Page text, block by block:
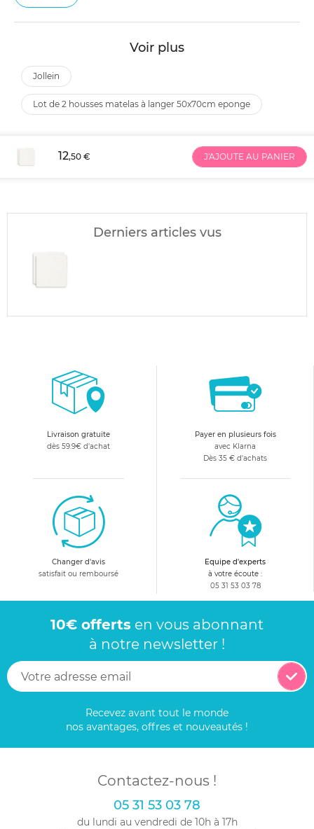
Voir plus
jollein
lot de 2 housses matelas à langer 50x70cm eponge
12,50 € J'AJOUTE AU PANIER
Derniers articles vus
Livraison gratuite
dès 59.9€ d'achat
Payer en plusieurs fois
avec Klarna
Dès 35 € d'achats
Changer d'avis
satisfait ou remboursé
Equipe d'experts
à votre écoute :
05 31 53 03 78
10€ offerts en vous abonnant
à notre newsletter !
Recevez avant tout le monde
nos avantages, offres et nouveautés !
Contactez-nous !
05 31 53 03 78
du lundi au vendredi de 10h à 17h